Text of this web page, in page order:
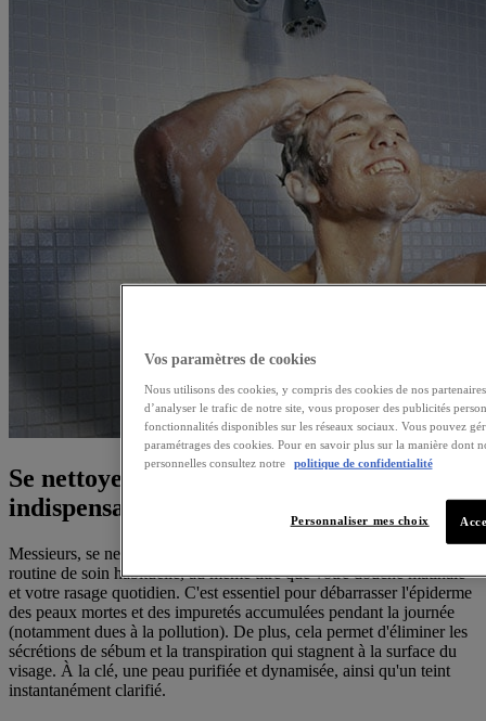
Se nettoyer le visage : un soin
indispensable au quotidien
Messieurs, se nettoyer le visage doit absolument faire partie de votre
routine de soin habituelle, au même titre que votre douche matinale
et votre rasage quotidien. C'est essentiel pour débarrasser l'épiderme
des peaux mortes et des impuretés accumulées pendant la journée
(notamment dues à la pollution). De plus, cela permet d'éliminer les
sécrétions de sébum et la transpiration qui stagnent à la surface du
visage. À la clé, une peau purifiée et dynamisée, ainsi qu'un teint
instantanément clarifié.
Vos paramètres de cookies
Nous utilisons des cookies, y compris des cookies de nos
d’analyser le trafic de notre site, vous proposer des publicités
fonctionnalités disponibles sur les réseaux sociaux. Vous pouvez
paramétrages des cookies. Pour en savoir plus sur la manière dont
personnelles consultez notre
politique de confidentialité
Personnaliser mes choix